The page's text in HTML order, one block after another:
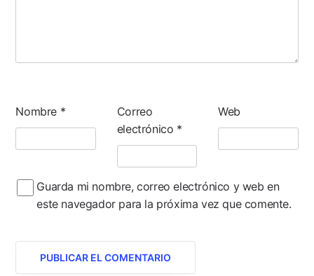
Nombre *
Correo
electrónico *
Web
Guarda mi nombre, correo electrónico y web en
este navegador para la próxima vez que comente.